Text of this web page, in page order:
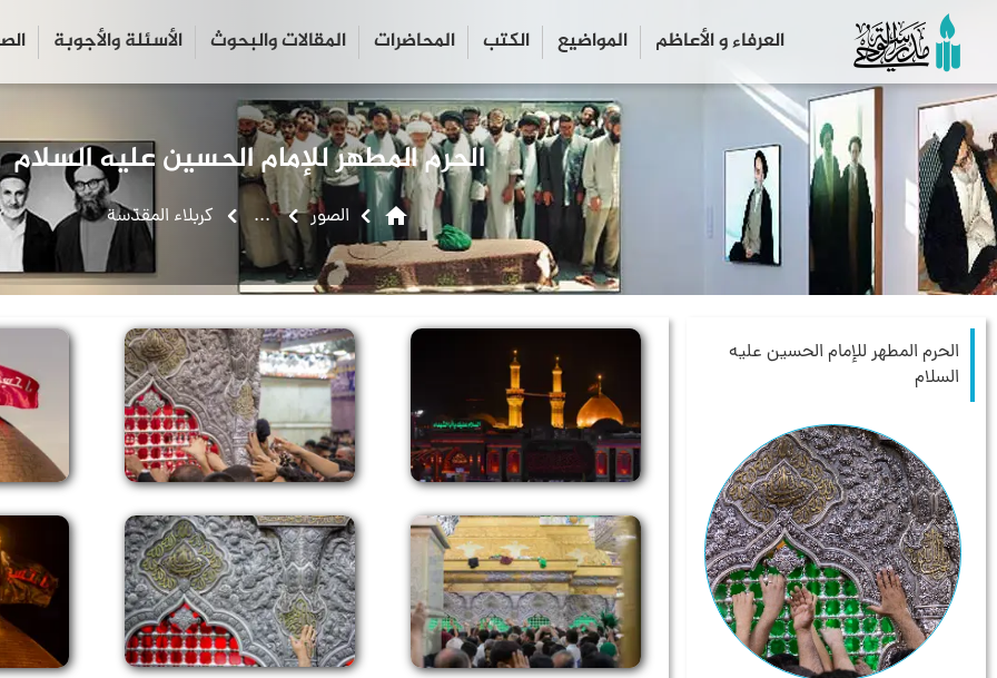
العرفاء و الأعاظم المواضیع الكتب المحاضرات المقالات والبحوث الأسئلة والأجوبة search
close
الحرم المطهر للإمام الحسين عليه السلام
home الصور ... كربلاء المقدّسة
الحرم المطهر للإمام الحسين عليه
السلام